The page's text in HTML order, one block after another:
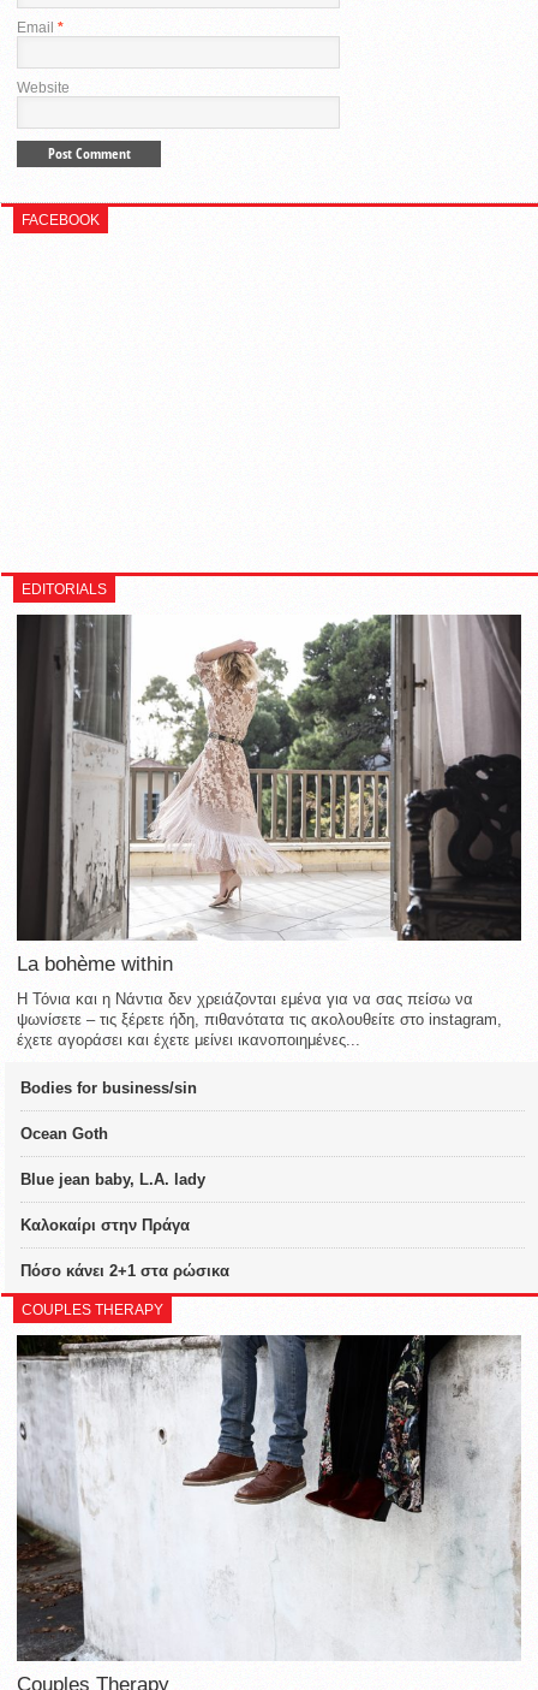
Email *
Website
FACEBOOK
EDITORIALS
La bohème within
Η Τόνια και η Νάντια δεν χρειάζονται εμένα για να σας πείσω να
ψωνίσετε – τις ξέρετε ήδη, πιθανότατα τις ακολουθείτε στο instagram,
έχετε αγοράσει και έχετε μείνει ικανοποιημένες...
Bodies for business/sin
Ocean Goth
Blue jean baby, L.A. lady
Καλοκαίρι στην Πράγα
Πόσο κάνει 2+1 στα ρώσικα
COUPLES THERAPY
Couples Therapy